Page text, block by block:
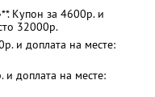
Купон за 4600р. и
32000р.
и доплата на месте:
доплата на месте: